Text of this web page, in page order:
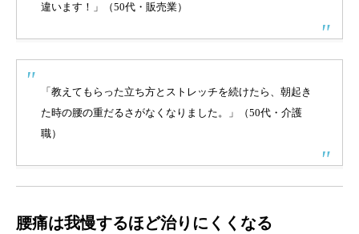
違います！」（50代・販売業）
「教えてもらった立ち方とストレッチを続けたら、朝起き
た時の腰の重だるさがなくなりました。」（50代・介護
職）
腰痛は我慢するほど治りにくくなる